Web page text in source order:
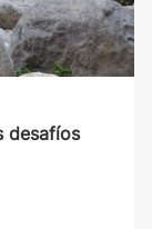
desafíos